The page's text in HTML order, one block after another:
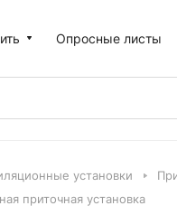
Опросные листы
установки
приточная установка